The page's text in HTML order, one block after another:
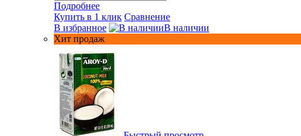
Подробнее
Купить в 1 клик Сравнение
В избранное
В наличии
Хит продаж